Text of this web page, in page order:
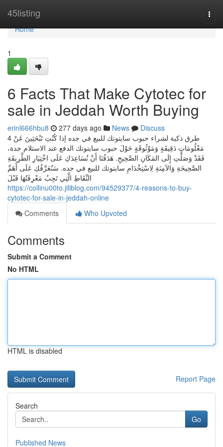
45listing
Home
Home
1
6 Facts That Make Cytotec for
sale in Jeddah Worth Buying
erinl666hbu8 277 days ago News
Discuss
4 طرق ذكية لشراء حبوب سايتوتك للبيع في جده إذا كُنْتِ تَبْحَثِينَ عَنْ
مَعْلُومَاتٍ دَقِيقَةٍ وَمَوْثُوقَةٍ حَوْلَ حبوب سايتوتك الدفع عند الاستلام جدة،
فَقَدْ وَصَلْتِ إِلَى المَكَانِ الصَّحِيحِ. هَدَفُنَا أَنْ نُسَاعِدَكِ عَلَى اخْتِيَارِ الطَّرِيقَةِ
الصَّحِيحَةِ وَالآمِنَةِ لِاسْتِخْدَامِ سايتوتك للبيع في جده. سَنُعَرِّفُكِ عَلَى أَهَمِّ
النِّقَاطِ الَّتِي تَجِبُ مَعْرِفَتُهَا قَبْلَ
https://collinu00to.jiliblog.com/94529377/4-reasons-to-buy-
cytotec-for-sale-in-jeddah-online
Comments
Who Upvoted
Comments
Submit a Comment
No HTML
HTML is disabled
Report Page
Search
Go
Published News